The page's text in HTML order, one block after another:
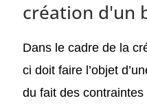
création d'un
Dans le cadre de la
ci doit faire l’objet
du fait des